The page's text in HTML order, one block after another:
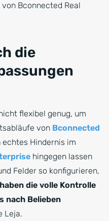
von Bconnected Real
die
flexibel genug, um
von Bconnected
echtes Hindernis im
hingegen lassen
Felder so konfigurieren,
die volle Kontrolle
nach Belieben
Leja.